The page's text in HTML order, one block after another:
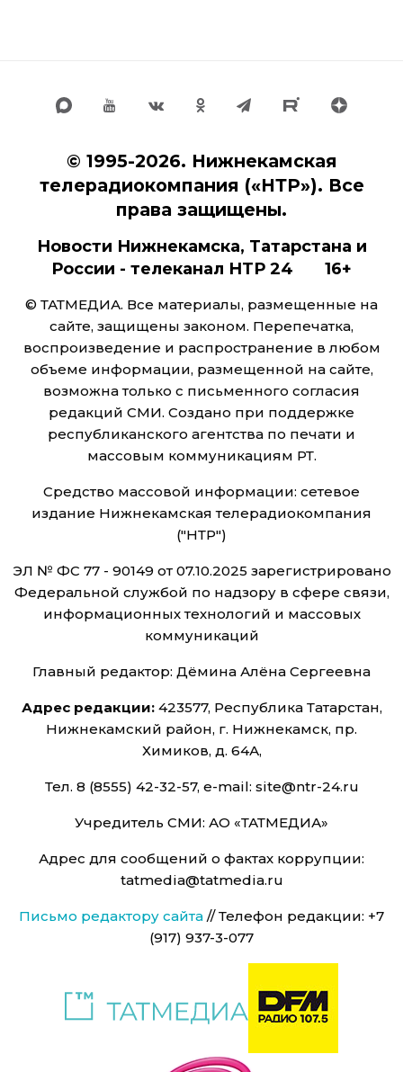
© 1995-2026. Нижнекамская
телерадиокомпания («НТР»). Все
права защищены.
Новости Нижнекамска, Татарстана и
России - телеканал НТР 24 16+
© ТАТМЕДИА. Все материалы, размещенные на
сайте, защищены законом. Перепечатка,
воспроизведение и распространение в любом
объеме информации, размещенной на сайте,
возможна только с письменного согласия
редакций СМИ. Создано при поддержке
республиканского агентства по печати и
массовым коммуникациям РТ.
Средство массовой информации: сетевое
издание Нижнекамская телерадиокомпания
("НТР")
ЭЛ № ФС 77 - 90149 от 07.10.2025 зарегистрировано
Федеральной службой по надзору в сфере связи,
информационных технологий и массовых
коммуникаций
Главный редактор: Дёмина Алёна Сергеевна
Адрес редакции:423577, Республика Татарстан,
Нижнекамский район, г. Нижнекамск, пр.
Химиков, д. 64А,
Тел. 8 (8555) 42-32-57, e-mail: site@ntr-24.ru
Учредитель СМИ: АО «ТАТМЕДИА»
Адрес для сообщений о фактах коррупции:
tatmedia@tatmedia.ru
Письмо редактору сайта // Телефон редакции: +7
(917) 937-3-077